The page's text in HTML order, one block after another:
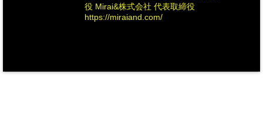
役 Mirai&株式会社 代表取締役
https://miraiand.com/